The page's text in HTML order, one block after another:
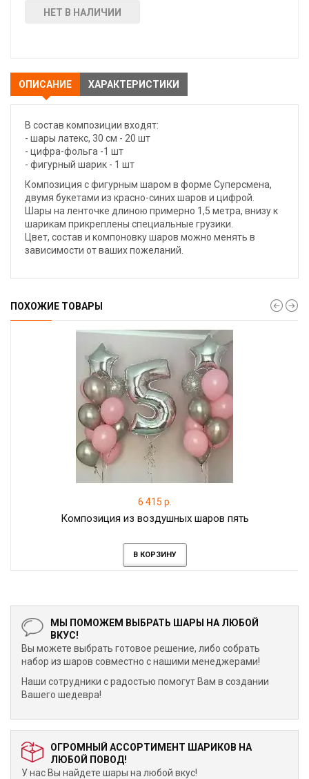
НЕТ В НАЛИЧИИ
ОПИСАНИЕ ХАРАКТЕРИСТИКИ
В состав композиции входят:
- шары латекс, 30 см - 20 шт
- цифра-фольга -1 шт
- фигурный шарик - 1 шт
Композиция с фигурным шаром в форме Суперсмена,
двумя букетами из красно-синих шаров и цифрой.
Шары на ленточке длиною примерно 1,5 метра, внизу к
шарикам прикреплены специальные грузики.
Цвет, состав и компоновку шаров можно менять в
зависимости от ваших пожеланий.
ПОХОЖИЕ ТОВАРЫ
6 415 р.
Композиция из воздушных шаров пять
В КОРЗИНУ
МЫ ПОМОЖЕМ ВЫБРАТЬ ШАРЫ НА ЛЮБОЙ
ВКУС!
Вы можете выбрать готовое решение, либо собрать
набор из шаров совместно с нашими менеджерами!
Наши сотрудники с радостью помогут Вам в создании
Вашего шедевра!
ОГРОМНЫЙ АССОРТИМЕНТ ШАРИКОВ НА
ЛЮБОЙ ПОВОД!
У нас Вы найдете шары на любой вкус!